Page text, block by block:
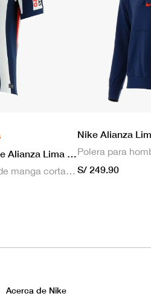
Nike Camiseta Hombre Alianza Lima 2026 Local
Camiseta estampada de manga corta masculina Nike Dri-FIT de Alianza Lima Stadium para hombre
Nike Alianza
Polera para
S/ 249.90
Acerca de Nike